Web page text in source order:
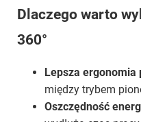
Dlaczego warto
360°
Lepsza ergonomia
między trybem
Oszczędność